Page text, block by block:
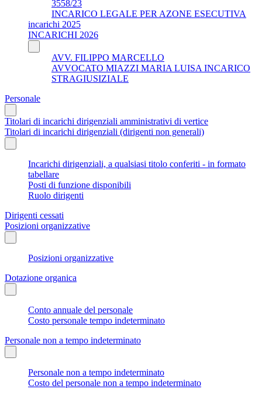
3558/23
INCARICO LEGALE PER AZONE ESECUTIVA
incarichi 2025
INCARICHI 2026
AVV. FILIPPO MARCELLO
AVVOCATO MIAZZI MARIA LUISA INCARICO
STRAGIUSIZIALE
Personale
Titolari di incarichi dirigenziali amministrativi di vertice
Titolari di incarichi dirigenziali (dirigenti non generali)
Incarichi dirigenziali, a qualsiasi titolo conferiti - in formato
tabellare
Posti di funzione disponibili
Ruolo dirigenti
Dirigenti cessati
Posizioni organizzative
Posizioni organizzative
Dotazione organica
Conto annuale del personale
Costo personale tempo indeterminato
Personale non a tempo indeterminato
Personale non a tempo indeterminato
Costo del personale non a tempo indeterminato